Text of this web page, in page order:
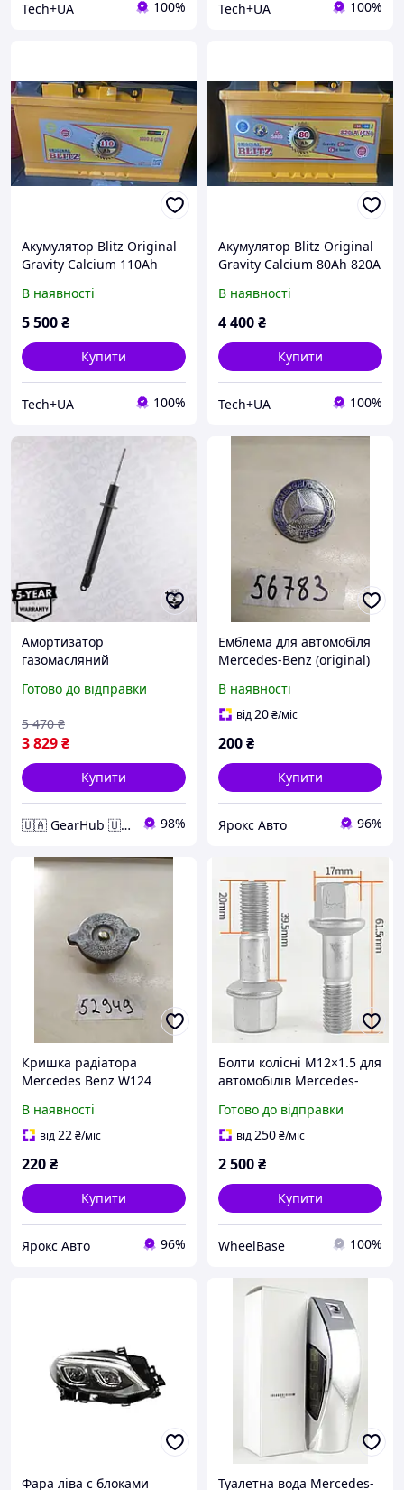
Tech+UA 100% Tech+UA 100%
Акумулятор Blitz Original
Gravity Calcium 110Ah
(11S11P1LB5AG) Start-Stop
для автомобілів BMW,
В наявності
5 500₴
Купити
Tech+UA 100%
Акумулятор Blitz Original
Gravity Calcium 80Ah 820A
Start-Stop для автомобілів
BMW, Audi, Mercedes-
В наявності
4 400₴
Купити
Tech+UA 100%
Амортизатор
газомасляний
CLASS (W211) 02-09 REAR *
Готово до відправки
3 829₴
5 470 ₴
Купити
🇺🇦 GearHub 🇺🇦 98%
Емблема для автомобіля
Mercedes-Benz (original)
В наявності
від20₴/міс
200₴
Купити
Ярокс Авто 96%
Кришка радіатора
Mercedes Benz W124
В наявності
від22₴/міс
220₴
Купити
Ярокс Авто 96%
Болти колісні M12×1.5 для
автомобілів Mercedes-
(комплект 20 шт)
Готово до відправки
від250₴/міс
2 500₴
Купити
WheelBase 100%
Фара ліва с блоками Туалетна вода Mercedes-